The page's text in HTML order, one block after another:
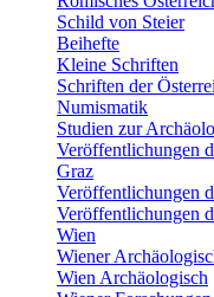
Schild von Steier
Beihefte
Kleine Schriften
Schriften der
Numismatik
Studien zur
Veröffentlichungen
Graz
Veröffentlichungen
Veröffentlichungen
Wien
Wiener
Wien Archäologisch